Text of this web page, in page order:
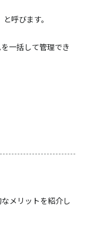
呼びます。
一括して管理でき
メリットを紹介し